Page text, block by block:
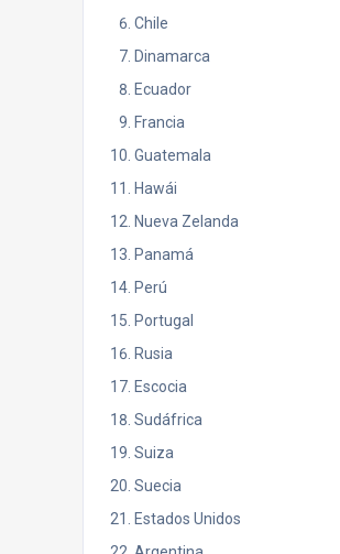
Chile
Dinamarca
Ecuador
Francia
Guatemala
Hawái
Nueva Zelanda
Panamá
Perú
Portugal
Rusia
Escocia
Sudáfrica
Suiza
Suecia
Estados Unidos